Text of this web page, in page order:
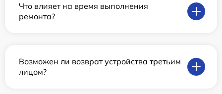
Что влияет на время выполнения
ремонта?
Возможен ли возврат устройства третьим
лицом?